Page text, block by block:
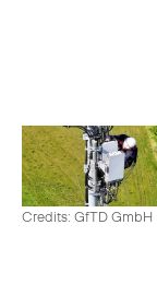
Credits: GfTD GmbH